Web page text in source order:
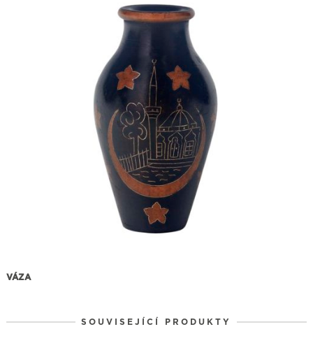
VÁZA
SOUVISEJÍCÍ PRODUKTY